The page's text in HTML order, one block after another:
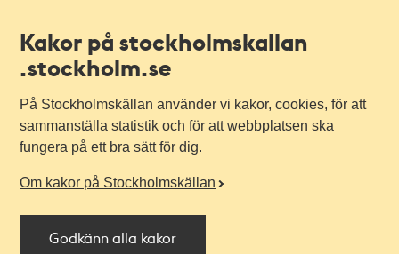
Kakor på stockholmskallan
.stockholm.se
På Stockholmskällan använder vi kakor, cookies, för att
sammanställa statistik och för att webbplatsen ska
fungera på ett bra sätt för dig.
Om kakor på Stockholmskällan
Godkänn alla kakor